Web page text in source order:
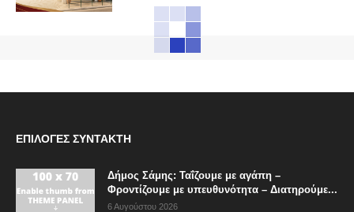
ΕΠΙΛΟΓΈΣ ΣΥΝΤΆΚΤΗ
Δήμος Σάμης: Ταΐζουμε με αγάπη –
Φροντίζουμε με υπευθυνότητα – Διατηρούμε...
6 Αυγούστου 2026